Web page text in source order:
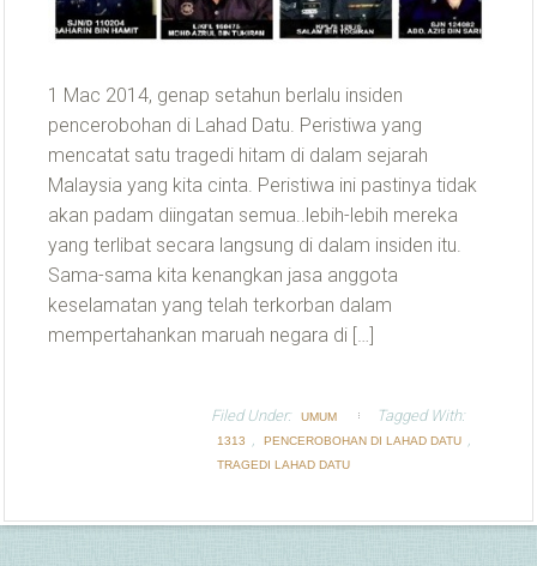
1 Mac 2014, genap setahun berlalu insiden
pencerobohan di Lahad Datu. Peristiwa yang
mencatat satu tragedi hitam di dalam sejarah
Malaysia yang kita cinta. Peristiwa ini pastinya tidak
akan padam diingatan semua..lebih-lebih mereka
yang terlibat secara langsung di dalam insiden itu.
Sama-sama kita kenangkan jasa anggota
keselamatan yang telah terkorban dalam
mempertahankan maruah negara di […]
Filed Under: UMUM Tagged With:
1313 , PENCEROBOHAN DI LAHAD DATU ,
TRAGEDI LAHAD DATU